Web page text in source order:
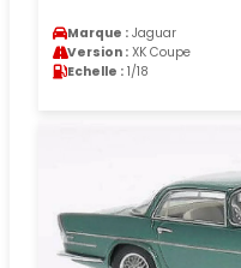
Marque : Jaguar
Version : XK Coupe
Echelle : 1/18